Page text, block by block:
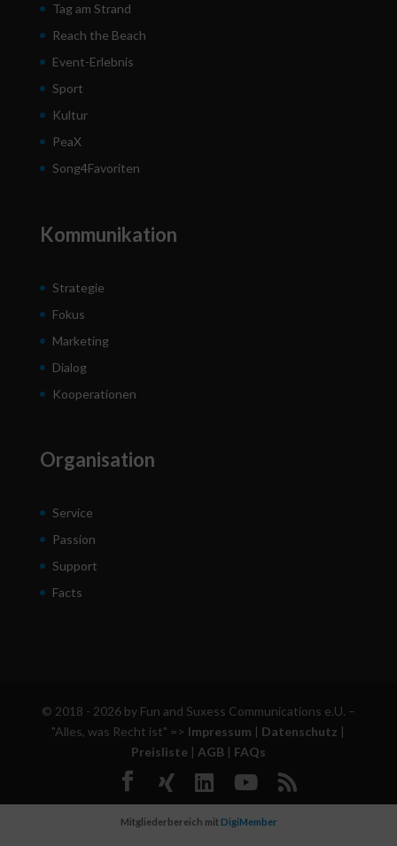
Tag am Strand
Reach the Beach
Event-Erlebnis
Sport
Kultur
PeaX
Song4Favoriten
Kommunikation
Strategie
Fokus
Marketing
Dialog
Kooperationen
Organisation
Service
Passion
Support
Facts
© 2018 - 2026 by Fun and Suxess Communications e.U. –
"Alles, was Recht ist" => Impressum | Datenschutz |
Preisliste | AGB| FAQs
Mitgliederbereich mit DigiMember